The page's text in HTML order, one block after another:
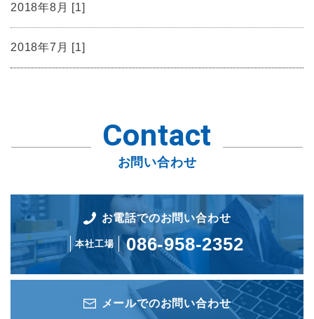
2018年8月 [1]
2018年7月 [1]
Contact
お問い合わせ
お電話でのお問い合わせ
本社工場 086-958-2352
メールでのお問い合わせ